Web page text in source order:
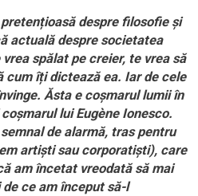
despre filosofie și
actuală despre societatea
spălat pe creier, te vrea să
cum îți dictează ea. Iar de cele
Ăsta e coșmarul lumii în
lui Eugène Ionesco.
de alarmă, tras pentru
artiști sau corporatiști), care
am încetat vreodată să mai
ce am început să-l